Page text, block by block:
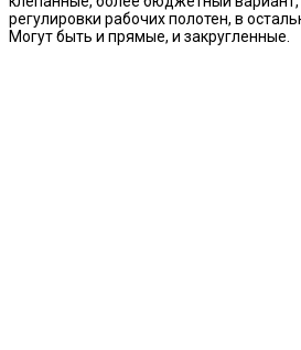
регулировки рабочих полотен, в
Могут быть и прямые, и закругленные.